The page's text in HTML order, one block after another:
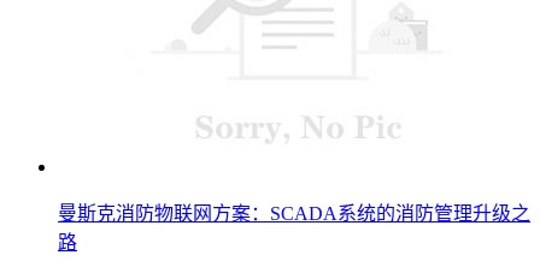
曼斯克消防物联网方案：SCADA系统的消防管理升级之
路